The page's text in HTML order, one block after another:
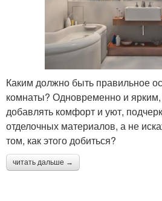
Каким должно быть правильное
комнаты? Одновременно и
добавлять комфорт и уют,
отделочных материалов, а не
том, как этого добиться?
читать дальше →